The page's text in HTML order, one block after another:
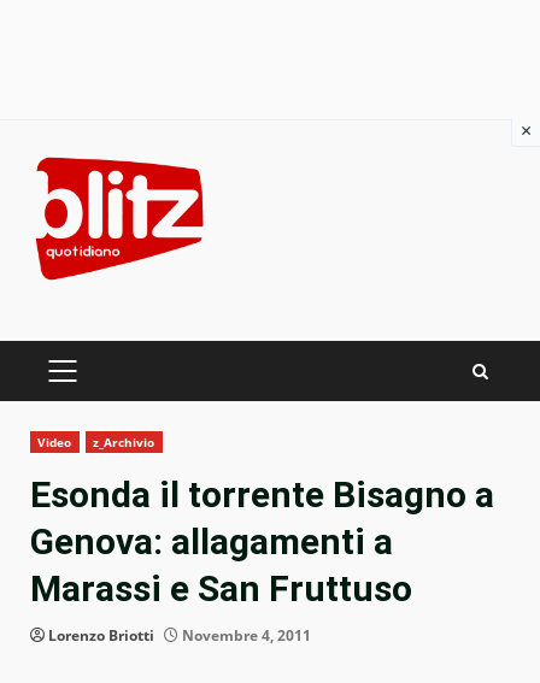
content
PRIMARY
Video z_Archivio
Esonda il torrente Bisagno a
Genova: allagamenti a
Marassi e San Fruttuso
Lorenzo Briotti Novembre 4, 2011
×